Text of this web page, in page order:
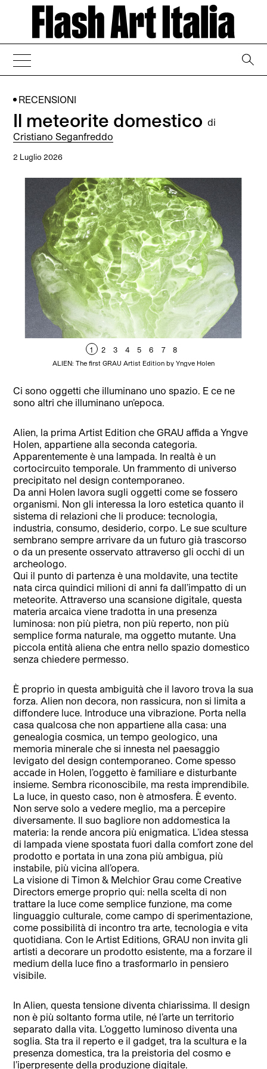
RECENSIONI
Il meteorite domestico di
Cristiano Seganfreddo
2 Luglio 2026
1 2 3 4 5 6 7 8
ALIEN: The first GRAU Artist Edition by Yngve Holen
Ci sono oggetti che illuminano uno spazio. E ce ne
sono altri che illuminano un’epoca.
Alien, la prima Artist Edition che GRAU affida a Yngve
Holen, appartiene alla seconda categoria.
Apparentemente è una lampada. In realtà è un
cortocircuito temporale. Un frammento di universo
precipitato nel design contemporaneo.
Da anni Holen lavora sugli oggetti come se fossero
organismi. Non gli interessa la loro estetica quanto il
sistema di relazioni che li produce: tecnologia,
industria, consumo, desiderio, corpo. Le sue sculture
sembrano sempre arrivare da un futuro già trascorso
o da un presente osservato attraverso gli occhi di un
archeologo.
Qui il punto di partenza è una moldavite, una tectite
nata circa quindici milioni di anni fa dall’impatto di un
meteorite. Attraverso una scansione digitale, questa
materia arcaica viene tradotta in una presenza
luminosa: non più pietra, non più reperto, non più
semplice forma naturale, ma oggetto mutante. Una
piccola entità aliena che entra nello spazio domestico
senza chiedere permesso.
È proprio in questa ambiguità che il lavoro trova la sua
forza. Alien non decora, non rassicura, non si limita a
diffondere luce. Introduce una vibrazione. Porta nella
casa qualcosa che non appartiene alla casa: una
genealogia cosmica, un tempo geologico, una
memoria minerale che si innesta nel paesaggio
levigato del design contemporaneo. Come spesso
accade in Holen, l’oggetto è familiare e disturbante
insieme. Sembra riconoscibile, ma resta imprendibile.
La luce, in questo caso, non è atmosfera. È evento.
Non serve solo a vedere meglio, ma a percepire
diversamente. Il suo bagliore non addomestica la
materia: la rende ancora più enigmatica. L’idea stessa
di lampada viene spostata fuori dalla comfort zone del
prodotto e portata in una zona più ambigua, più
instabile, più vicina all’opera.
La visione di Timon & Melchior Grau come Creative
Directors emerge proprio qui: nella scelta di non
trattare la luce come semplice funzione, ma come
linguaggio culturale, come campo di sperimentazione,
come possibilità di incontro tra arte, tecnologia e vita
quotidiana. Con le Artist Editions, GRAU non invita gli
artisti a decorare un prodotto esistente, ma a forzare il
medium della luce fino a trasformarlo in pensiero
visibile.
In Alien, questa tensione diventa chiarissima. Il design
non è più soltanto forma utile, né l’arte un territorio
separato dalla vita. L’oggetto luminoso diventa una
soglia. Sta tra il reperto e il gadget, tra la scultura e la
presenza domestica, tra la preistoria del cosmo e
l’iperpresente della produzione digitale.